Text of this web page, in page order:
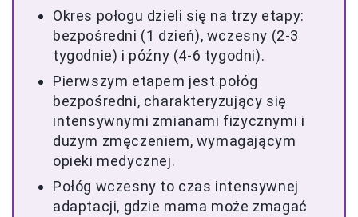
Okres połogu dzieli się na trzy etapy:
bezpośredni (1 dzień), wczesny (2-3
tygodnie) i późny (4-6 tygodni).
Pierwszym etapem jest połóg
bezpośredni, charakteryzujący się
intensywnymi zmianami fizycznymi i
dużym zmęczeniem, wymagającym
opieki medycznej.
Połóg wczesny to czas intensywnej
adaptacji, gdzie mama może zmagać